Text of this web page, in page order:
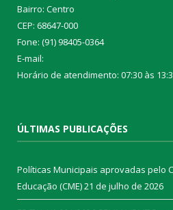
Bairro: Centro
CEP: 68647-000
Fone: (91) 98405-0364
E-mail:
Horário de atendimento: 07:30 às
ÚLTIMAS PUBLICAÇÕES
Políticas Municipais aprovadas pelo
Educação (CME)21 de julho de 2026